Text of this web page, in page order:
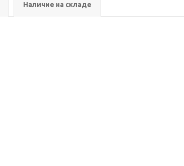
Наличие на складе